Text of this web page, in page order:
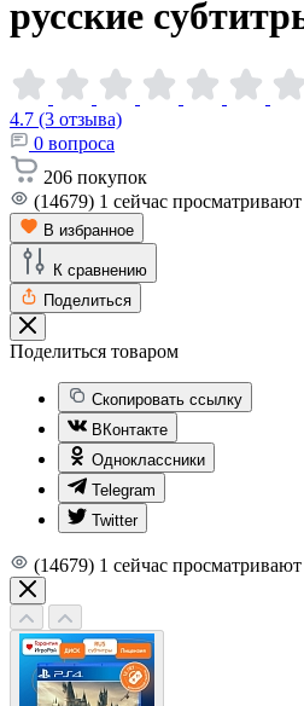
русские
4.7 (3 отзыва)
0 вопроса
206 покупок
(14679) 1 сейчас просматривают
В избранное
К сравнению
Поделиться
Поделиться товаром
Скопировать ссылку
ВКонтакте
Одноклассники
Telegram
Twitter
(14679) 1 сейчас просматривают